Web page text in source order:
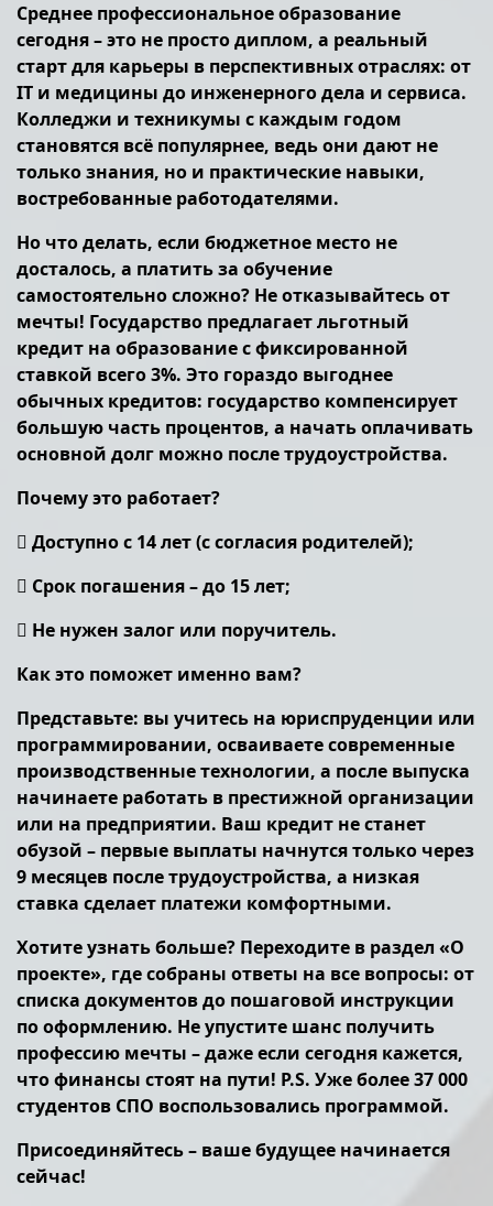
Среднее профессиональное образование
сегодня – это не просто диплом, а реальный
старт для карьеры в перспективных отраслях: от
IT и медицины до инженерного дела и сервиса.
Колледжи и техникумы с каждым годом
становятся всё популярнее, ведь они дают не
только знания, но и практические навыки,
востребованные работодателями.
Но что делать, если бюджетное место не
досталось, а платить за обучение
самостоятельно сложно? Не отказывайтесь от
мечты! Государство предлагает льготный
кредит на образование с фиксированной
ставкой всего 3%. Это гораздо выгоднее
обычных кредитов: государство компенсирует
большую часть процентов, а начать оплачивать
основной долг можно после трудоустройства.
Почему это работает?
 Доступно с 14 лет (с согласия родителей);
 Срок погашения – до 15 лет;
 Не нужен залог или поручитель.
Как это поможет именно вам?
Представьте: вы учитесь на юриспруденции или
программировании, осваиваете современные
производственные технологии, а после выпуска
начинаете работать в престижной организации
или на предприятии. Ваш кредит не станет
обузой – первые выплаты начнутся только через
9 месяцев после трудоустройства, а низкая
ставка сделает платежи комфортными.
Хотите узнать больше? Переходите в раздел «О
проекте», где собраны ответы на все вопросы: от
списка документов до пошаговой инструкции
по оформлению. Не упустите шанс получить
профессию мечты – даже если сегодня кажется,
что финансы стоят на пути! P.S. Уже более 37 000
студентов СПО воспользовались программой.
Присоединяйтесь – ваше будущее начинается
сейчас!